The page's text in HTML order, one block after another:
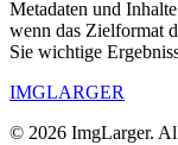
Metadaten und
wenn das Zielformat
Sie wichtige
IMGLARGER
© 2026 ImgLarger.